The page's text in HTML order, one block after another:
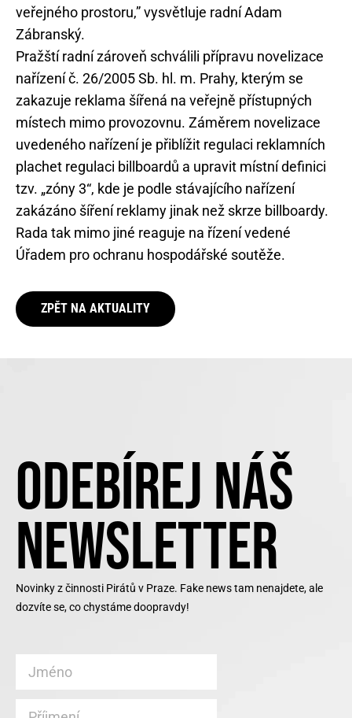
veřejného prostoru,” vysvětluje radní Adam
Zábranský.
Pražští radní zároveň schválili přípravu novelizace
nařízení č. 26/2005 Sb. hl. m. Prahy, kterým se
zakazuje reklama šířená na veřejně přístupných
místech mimo provozovnu. Záměrem novelizace
uvedeného nařízení je přiblížit regulaci reklamních
plachet regulaci billboardů a upravit místní definici
tzv. „zóny 3“, kde je podle stávajícího nařízení
zakázáno šíření reklamy jinak než skrze billboardy.
Rada tak mimo jiné reaguje na řízení vedené
Úřadem pro ochranu hospodářské soutěže.
ZPĚT NA AKTUALITY
ODEBÍREJ NÁŠ
NEWSLETTER
Novinky z činnosti Pirátů v Praze. Fake news tam nenajdete, ale
dozvíte se, co chystáme doopravdy!